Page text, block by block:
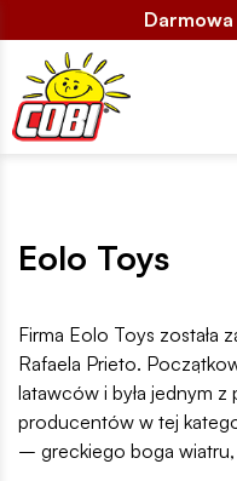
Eolo Toys
Firma Eolo Toys została
Rafaela Prieto.
latawców i była jednym
producentów w tej
– greckiego boga wiatru,